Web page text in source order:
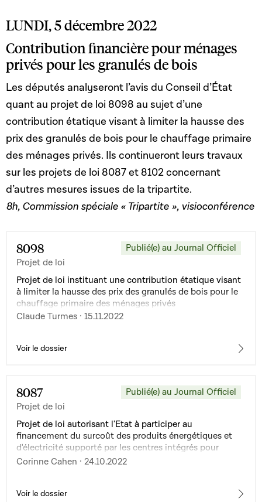
développement du logement ; 11° la loi du 30 juillet 2021
relative au Pacte Logement 2.0.
LUNDI, 5 décembre 2022
Contribution financière pour ménages
privés pour les granulés de bois
Les députés analyseront l’avis du Conseil d’État
quant au projet de loi 8098 au sujet d’une
contribution étatique visant à limiter la hausse des
prix des granulés de bois pour le chauffage primaire
des ménages privés. Ils continueront leurs travaux
sur les projets de loi 8087 et 8102 concernant
d’autres mesures issues de la tripartite.
8h, Commission spéciale « Tripartite », visioconférence
8098
Projet de loi
Publié(e) au Journal Officiel
Projet de loi instituant une contribution étatique visant
à limiter la hausse des prix des granulés de bois pour le
chauffage primaire des ménages privés
Claude Turmes · 15.11.2022
Voir le dossier
8087
Projet de loi
Publié(e) au Journal Officiel
Projet de loi autorisant l'Etat à participer au
financement du surcoût des produits énergétiques et
d'électricité supporté par les centres intégrés pour
personnes âgées, maisons de soins, logements encadrés
réglant les relations entre l'Etat et les organismes
Corinne Cahen · 24.10.2022
Voir le dossier